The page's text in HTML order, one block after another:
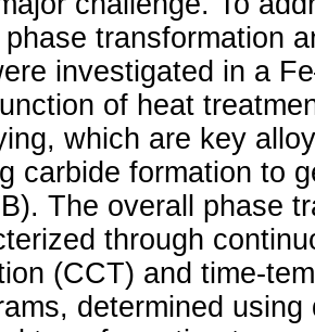
transformation
investigated in a
of heat
which are key
carbide formation to
The overall phase
through
(CCT) and time-
determined